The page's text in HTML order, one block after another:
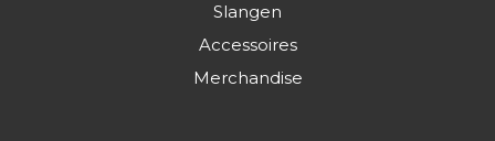
Slangen
Accessoires
Merchandise